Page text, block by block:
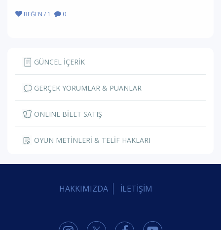
BEĞEN / 1 0
GÜNCEL İÇERİK
GERÇEK YORUMLAR & PUANLAR
ONLINE BİLET SATIŞ
OYUN METİNLERİ & TELİF HAKLARI
HAKKIMIZDA İLETİŞİM